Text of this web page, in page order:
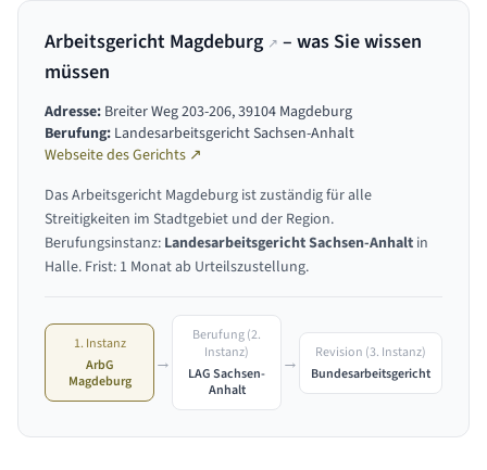
Arbeitsgericht Magdeburg ↗ – was Sie wissen
müssen
Adresse: Breiter Weg 203-206, 39104 Magdeburg
Berufung: Landesarbeitsgericht Sachsen-Anhalt
Webseite des Gerichts ↗
Das Arbeitsgericht Magdeburg ist zuständig für alle
Streitigkeiten im Stadtgebiet und der Region.
Berufungsinstanz: Landesarbeitsgericht Sachsen-Anhalt in
Halle. Frist: 1 Monat ab Urteilszustellung.
1. Instanz
ArbG
Magdeburg
→
Berufung (2.
Instanz)
LAG Sachsen-
Anhalt
→
Revision (3. Instanz)
Bundesarbeitsgericht